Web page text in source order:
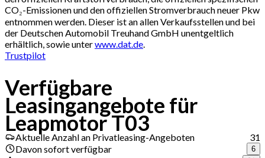
CO₂-Emissionen und den offiziellen Stromverbrauch neuer Pkw
entnommen werden. Dieser ist an allen Verkaufsstellen und bei
der Deutschen Automobil Treuhand GmbH unentgeltlich
erhältlich, sowie unterwww.dat.de
Trustpilot
Verfügbare
Leasingangebote für
Leapmotor T03
Aktuelle Anzahl an Privatleasing-Angeboten
31
Davon sofort verfügbar
6